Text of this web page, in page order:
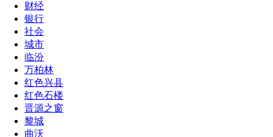
财经
银行
社会
城市
临汾
万柏林
红色兴县
红色石楼
晋源之窗
黎城
曲沃